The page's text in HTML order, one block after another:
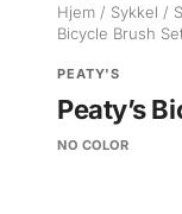
Hjem / Sykkel /
Bicycle Brush
PEATY'S
Peaty’s
NO COLOR